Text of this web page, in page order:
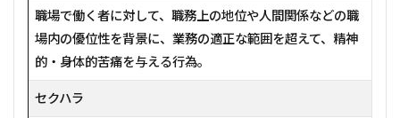
職場で働く者に対して、職務上の地位や人間関係などの職
場内の優位性を背景に、業務の適正な範囲を超えて、精神
的・身体的苦痛を与える行為。
セクハラ